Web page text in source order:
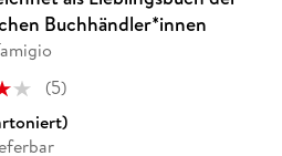
Buchhändler*innen
(5)